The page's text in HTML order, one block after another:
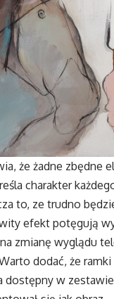
że żadne zbędne
charakter
to, ze trudno
efekt potęgują
zmianę wyglądu
dodać, że
dostępny w